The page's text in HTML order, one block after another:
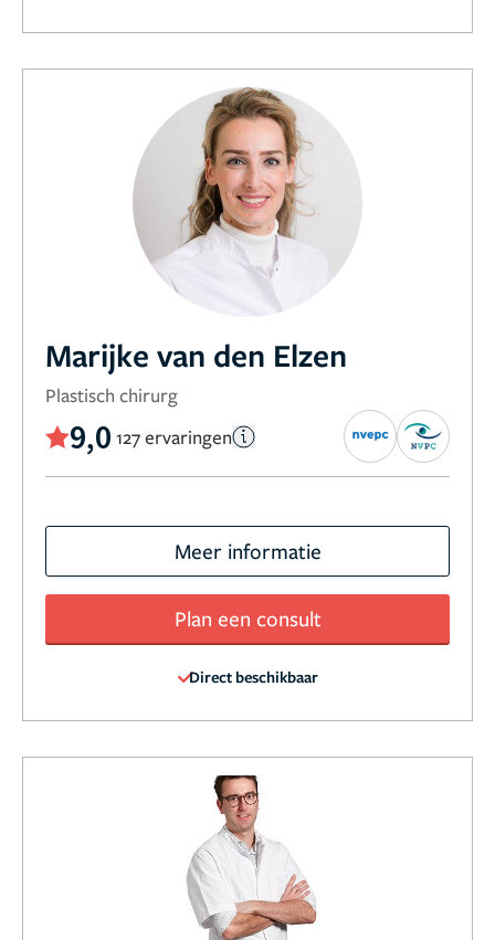
Marijke van den Elzen
Plastisch chirurg
9,0 127 ervaringen
Meer informatie
Plan een consult
Direct beschikbaar